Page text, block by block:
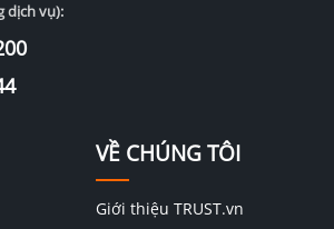
VỀ CHÚNG TÔI
Giới thiệu TRUST.vn
dịch vụ):